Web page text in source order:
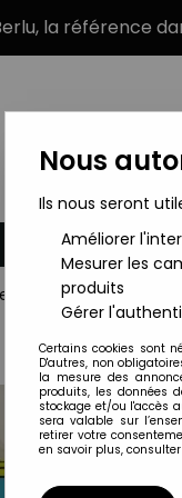
la référence
MARQUES
- Decoration Murale
Nous
Ils nous seront
Améliorer
Mesurer les
produits
Gérer
Certains cookies sont
D'autres, non
la mesure des
produits, les données
stockage et/ou l'accès
sera valable sur
retirer votre
en savoir plus,